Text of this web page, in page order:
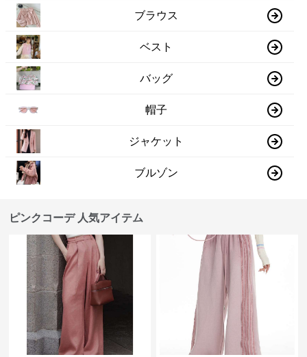
ブラウス
ベスト
バッグ
帽子
ジャケット
ブルゾン
ピンクコーデ 人気アイテム